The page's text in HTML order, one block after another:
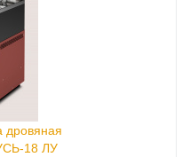
дровяная
18 ЛУ